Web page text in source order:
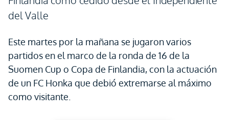
del Valle
Este martes por la mañana se jugaron varios
partidos en el marco de la ronda de 16 de la
Suomen Cup o Copa de Finlandia, con la actuación
de un FC Honka que debió extremarse al máximo
como visitante.